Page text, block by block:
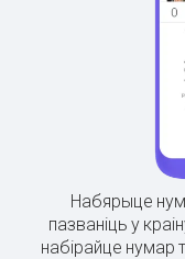
Набярыце
пазваніць у
набірайце нумар